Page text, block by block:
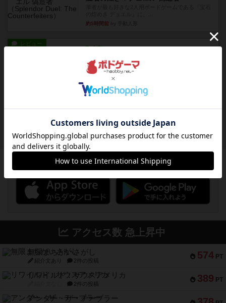
約5時間前
レビュー
充実
クランク! ：冒険者たち（拡張）
クランク！のプレイヤーごとに能力の違うキャラ
クターを使用できるようにな...
約6時間前
ワイアームスパン
メントとなります。ウイング...
約6時間前by daisdice
ボドゲーマのアプリ版はこちら
アクセス数 急上昇中
574 PT
無限まちがいさがし
紹介文あり 2件の投稿
389 PT
リワイルド：サウスアメリカ
2件の投稿
アンダー・ザ・テーブラー